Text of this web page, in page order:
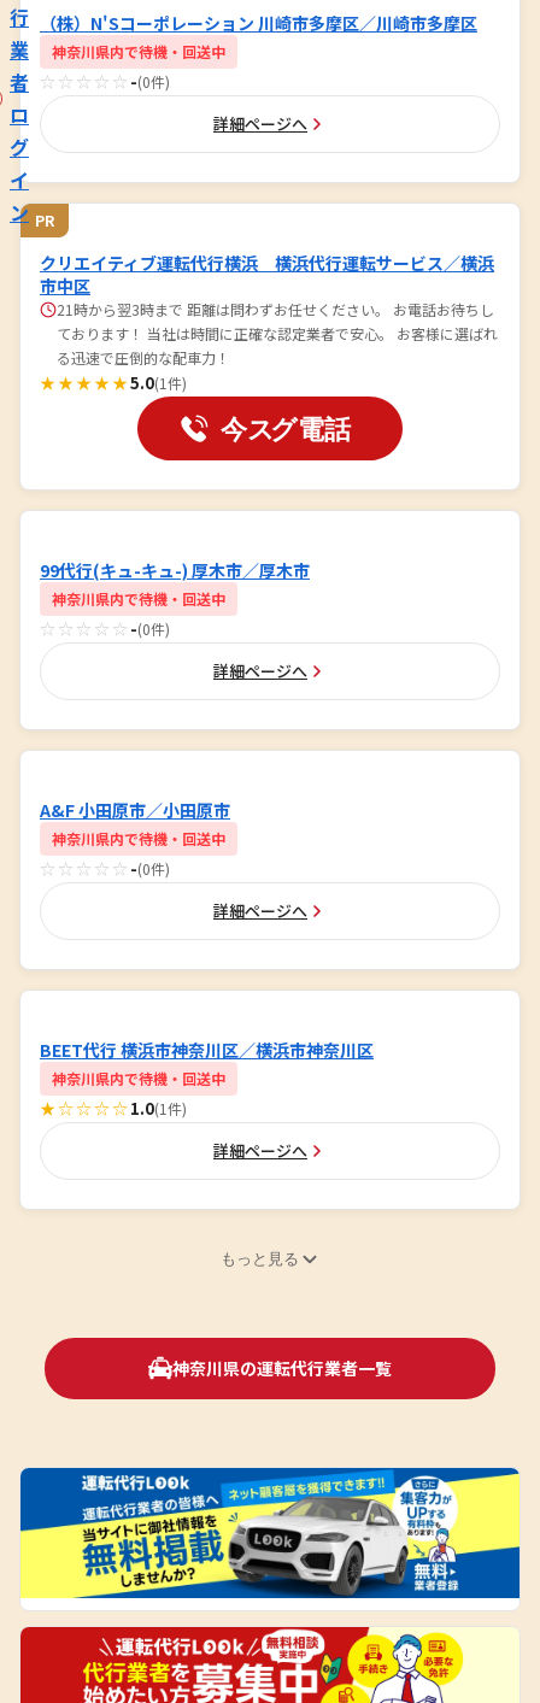
行
業
者
ロ
グ
イ
ン
（株）N'Sコーポレーション 川崎市多摩区／川崎市多摩区
神奈川県内で待機・回送中
☆☆☆☆☆ -(0件)
詳細ページへ
PR
クリエイティブ運転代行横浜 横浜代行運転サービス／横浜
市中区
21時から翌3時まで 距離は問わずお任せください。 お電話お待ちし
ております！ 当社は時間に正確な認定業者で安心。 お客様に選ばれ
る迅速で圧倒的な配車力！
★★★★★5.0(1件)
99代行(キュ-キュ-) 厚木市／厚木市
神奈川県内で待機・回送中
☆☆☆☆☆ -(0件)
詳細ページへ
A&F 小田原市／小田原市
神奈川県内で待機・回送中
☆☆☆☆☆ -(0件)
詳細ページへ
BEET代行 横浜市神奈川区／横浜市神奈川区
神奈川県内で待機・回送中
★☆☆☆☆1.0(1件)
詳細ページへ
もっと見る
神奈川県の運転代行業者一覧